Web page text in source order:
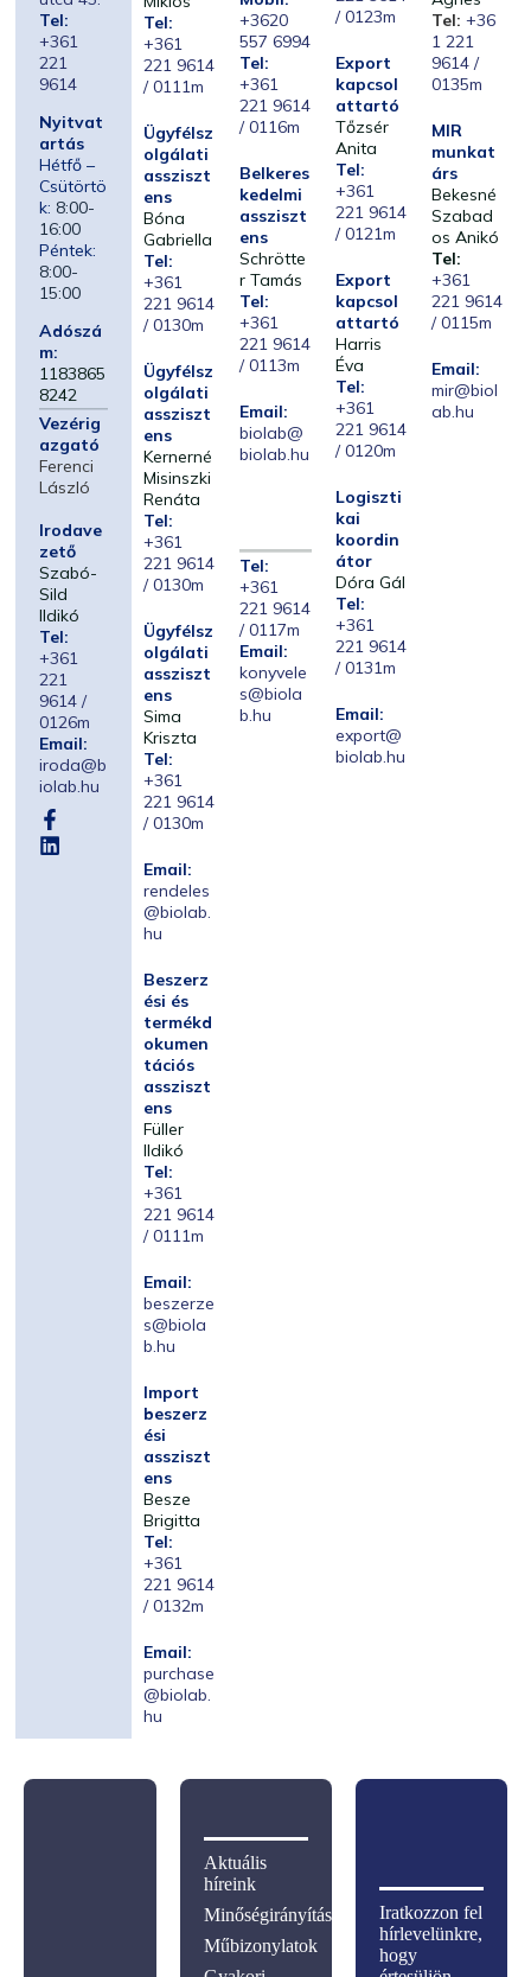
Tel:
+361
221
9614
Nyitvat
artás
Hétfő –
Csütörtö
k: 8:00-
16:00
Péntek:
8:00-
15:00
Adószá
m:
1183865
8242
Vezérig
azgató
Ferenci
László
Irodave
zető
Szabó-
Sild
Ildikó
Tel:
+361
221
9614 /
0126m
Email:
iroda@b
iolab.hu
Tel:
+361
221 9614
/ 0111m
Ügyfélsz
olgálati
assziszt
ens
Bóna
Gabriella
Tel:
+361
221 9614
/ 0130m
Ügyfélsz
olgálati
assziszt
ens
Kernerné
Misinszki
Renáta
Tel:
+361
221 9614
/ 0130m
Ügyfélsz
olgálati
assziszt
ens
Sima
Kriszta
Tel:
+361
221 9614
/ 0130m
Email:
rendeles
@biolab.
hu
Beszerz
ési és
termékd
okumen
tációs
assziszt
ens
Füller
Ildikó
Tel:
+361
221 9614
/ 0111m
Email:
beszerze
s@biola
b.hu
Import
beszerz
ési
assziszt
ens
Besze
Brigitta
Tel:
+361
221 9614
/ 0132m
Email:
purchase
@biolab.
hu
+3620
557 6994
Tel:
+361
221 9614
/ 0116m
Belkeres
kedelmi
assziszt
ens
Schrötte
r Tamás
Tel:
+361
221 9614
/ 0113m
Email:
biolab@
biolab.hu
Tel:
+361
221 9614
/ 0117m
Email:
konyvele
s@biola
b.hu
/ 0123m
Export
kapcsol
attartó
Tőzsér
Anita
Tel:
+361
221 9614
/ 0121m
Export
kapcsol
attartó
Harris
Éva
Tel:
+361
221 9614
/ 0120m
Logiszti
kai
koordin
átor
Dóra Gál
Tel:
+361
221 9614
/ 0131m
Email:
export@
biolab.hu
Tel: +36
1 221
9614 /
0135m
MIR
munkat
árs
Bekesné
Szabad
os Anikó
Tel:
+361
221 9614
/ 0115m
Email:
mir@biol
ab.hu
Iratkozzon fel
hírlevelünkre,
hogy
Aktuális
híreink
Minőségirányítás
Műbizonylatok